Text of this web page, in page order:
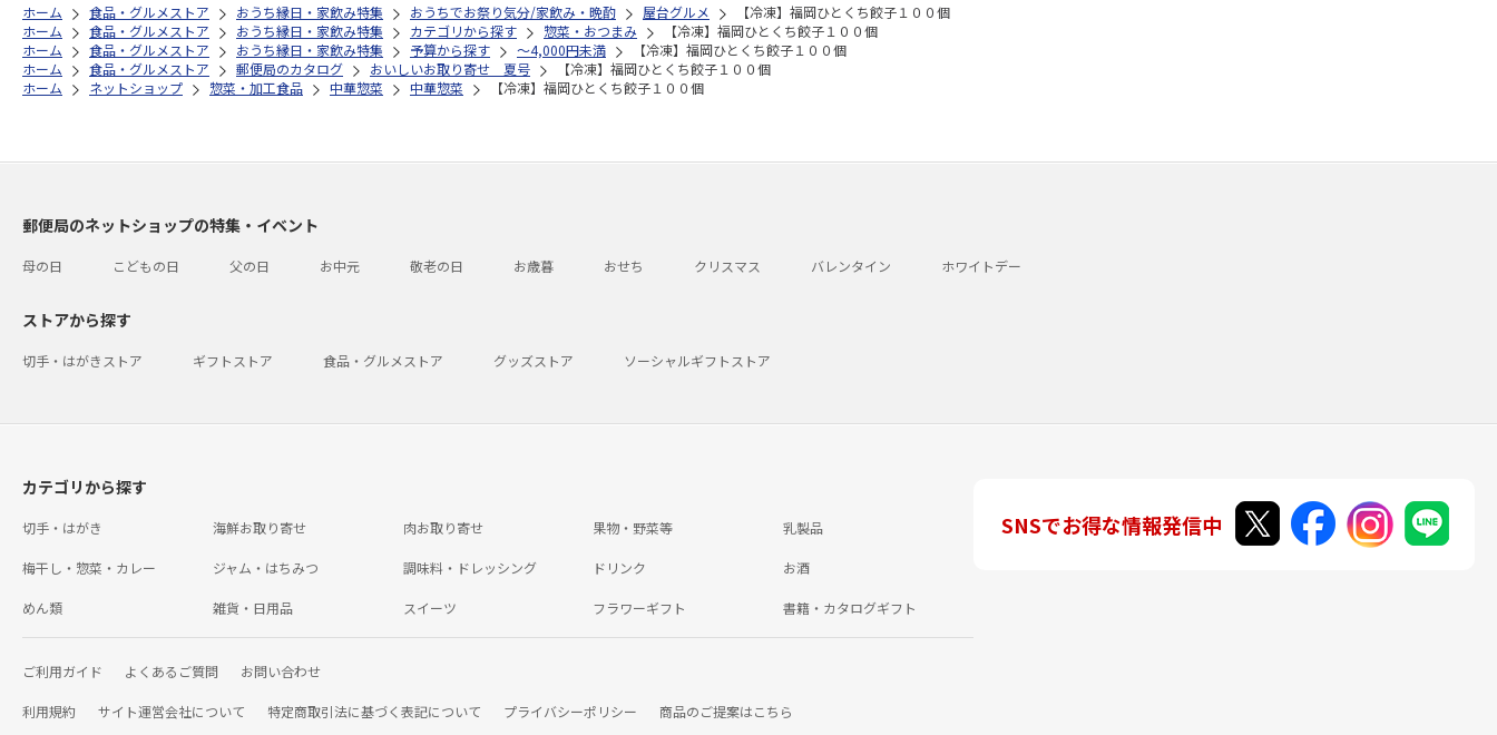
ホーム 食品・グルメストア おうち縁日・家飲み特集 おうちでお祭り気分/家飲み・晩酌 屋台グルメ
【冷凍】福岡ひとくち餃子１００個
ホーム
食品・グルメストア おうち縁日・家飲み特集 カテゴリから探す 惣菜・おつまみ
【冷凍】福岡ひとくち餃子１００個
ホーム
食品・グルメストア おうち縁日・家飲み特集 予算から探す ～4,000円未満
【冷凍】福岡ひとくち餃子１００個
ホーム
食品・グルメストア 郵便局のカタログ おいしいお取り寄せ 夏号
【冷凍】福岡ひとくち餃子１００個
ホーム
ネットショップ 惣菜・加工食品 中華惣菜 中華惣菜 【冷凍】福岡ひとくち餃子１００個
郵便局のネットショップの特集・イベント
母の日 こどもの日 父の日 お中元 敬老の日 お歳暮 おせち クリスマス バレンタイン ホワイトデー
ストアから探す
切手・はがきストア ギフトストア 食品・グルメストア グッズストア ソーシャルギフトストア
カテゴリから探す
切手・はがき 海鮮お取り寄せ 肉お取り寄せ 果物・野菜等 乳製品
梅干し・惣菜・カレー ジャム・はちみつ 調味料・ドレッシング ドリンク お酒
めん類 雑貨・日用品 スイーツ フラワーギフト 書籍・カタログギフト
ご利用ガイド よくあるご質問 お問い合わせ
利用規約 サイト運営会社について 特定商取引法に基づく表記について プライバシーポリシー 商品のご提案はこちら
SNSでお得な情報発信中